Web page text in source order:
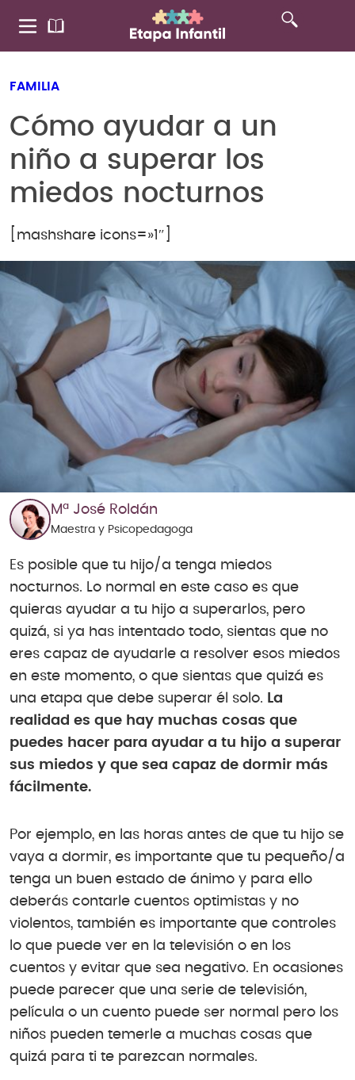
FAMILIA
Cómo ayudar a un
niño a superar los
miedos nocturnos
[mashshare icons=»1″]
Mª José Roldán
Maestra y Psicopedagoga
Es posible que tu hijo/a tenga miedos
nocturnos. Lo normal en este caso es que
quieras ayudar a tu hijo a superarlos, pero
quizá, si ya has intentado todo, sientas que no
eres capaz de ayudarle a resolver esos miedos
en este momento, o que sientas que quizá es
una etapa que debe superar él solo. La
realidad es que hay muchas cosas que
puedes hacer para ayudar a tu hijo a superar
sus miedos y que sea capaz de dormir más
fácilmente.
Por ejemplo, en las horas antes de que tu hijo se
vaya a dormir, es importante que tu pequeño/a
tenga un buen estado de ánimo y para ello
deberás contarle cuentos optimistas y no
violentos, también es importante que controles
lo que puede ver en la televisión o en los
cuentos y evitar que sea negativo. En ocasiones
puede parecer que una serie de televisión,
película o un cuento puede ser normal pero los
niños pueden temerle a muchas cosas que
quizá para ti te parezcan normales.